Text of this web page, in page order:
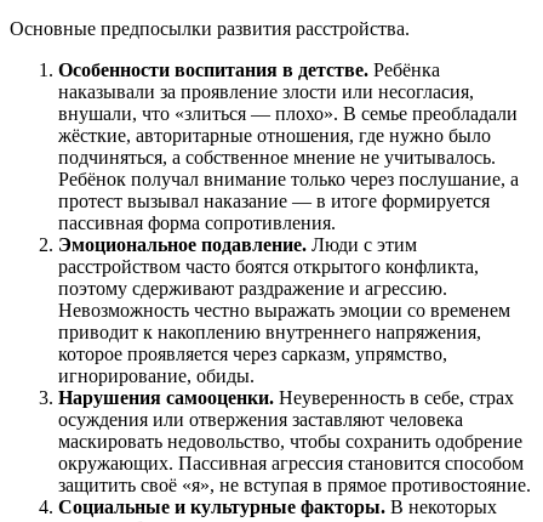
Основные предпосылки развития расстройства.
Особенности воспитания в детстве. Ребёнка
наказывали за проявление злости или несогласия,
внушали, что «злиться — плохо». В семье преобладали
жёсткие, авторитарные отношения, где нужно было
подчиняться, а собственное мнение не учитывалось.
Ребёнок получал внимание только через послушание, а
протест вызывал наказание — в итоге формируется
пассивная форма сопротивления.
Эмоциональное подавление. Люди с этим
расстройством часто боятся открытого конфликта,
поэтому сдерживают раздражение и агрессию.
Невозможность честно выражать эмоции со временем
приводит к накоплению внутреннего напряжения,
которое проявляется через сарказм, упрямство,
игнорирование, обиды.
Нарушения самооценки. Неуверенность в себе, страх
осуждения или отвержения заставляют человека
маскировать недовольство, чтобы сохранить одобрение
окружающих. Пассивная агрессия становится способом
защитить своё «я», не вступая в прямое противостояние.
Социальные и культурные факторы. В некоторых